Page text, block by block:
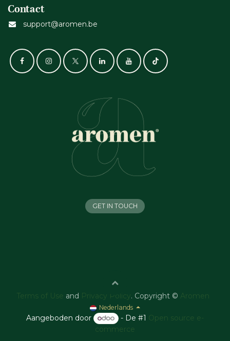
Contact
support@aromen.be
GET IN TOUCH
Terms of Use and Privacy Policy . Copyright © Aromen
Nederlands
Aangeboden door - De #1 Open source e-
commerce